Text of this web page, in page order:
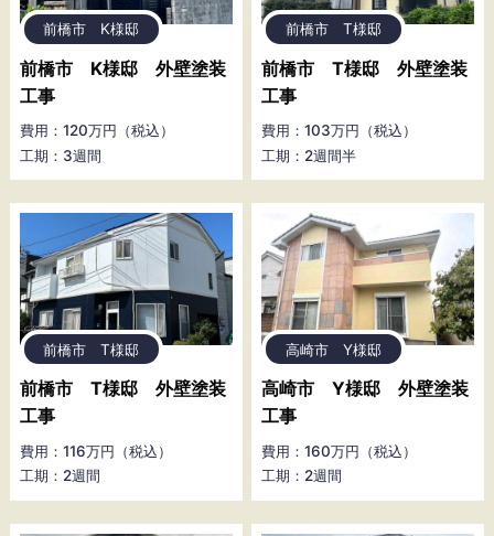
前橋市 K様邸
前橋市 K様邸 外壁塗装
工事
費用：120万円（税込）
工期：3週間
前橋市 T様邸
前橋市 T様邸 外壁塗装
工事
費用：103万円（税込）
工期：2週間半
前橋市 T様邸
前橋市 T様邸 外壁塗装
工事
費用：116万円（税込）
工期：2週間
高崎市 Y様邸
高崎市 Y様邸 外壁塗装
工事
費用：160万円（税込）
工期：2週間